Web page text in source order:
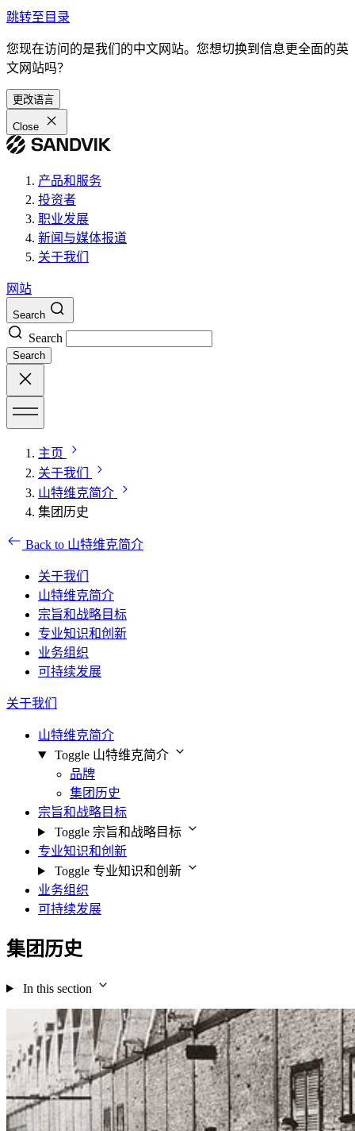
跳转至目录
您现在访问的是我们的中文网站。您想切换到信息更全面的英
文网站吗？
更改语言
Close
产品和服务
投资者
职业发展
新闻与媒体报道
关于我们
网站
Search
Search
Search
主页
关于我们
山特维克简介
集团历史
Back to 山特维克简介
关于我们
山特维克简介
宗旨和战略目标
专业知识和创新
业务组织
可持续发展
关于我们
山特维克简介
Toggle 山特维克简介
品牌
集团历史
宗旨和战略目标
Toggle 宗旨和战略目标
专业知识和创新
Toggle 专业知识和创新
业务组织
可持续发展
集团历史
In this section